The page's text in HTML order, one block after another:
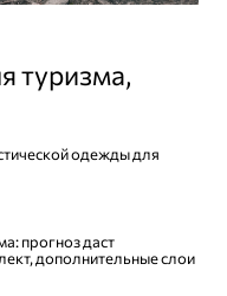
туризма,
одежды для
прогноз даст
дополнительные слои